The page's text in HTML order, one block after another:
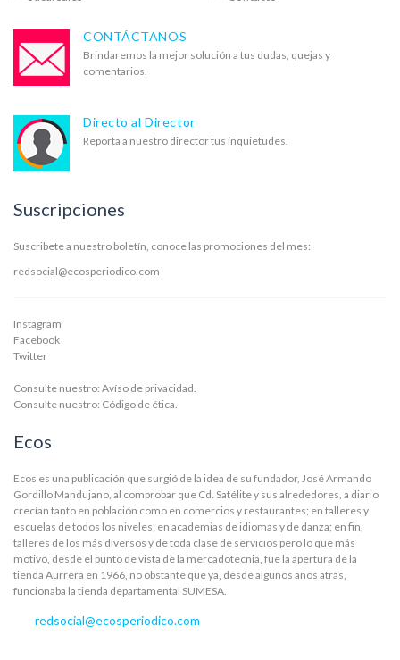
CONTÁCTANOS
Brindaremos la mejor solución a tus dudas, quejas y
comentarios.
Directo al Director
Reporta a nuestro director tus inquietudes.
Suscripciones
Suscribete a nuestro boletín, conoce las promociones del mes:
redsocial@ecosperiodico.com
Instagram
Facebook
Twitter
Consulte nuestro: Avíso de privacidad.
Consulte nuestro: Código de ética.
Ecos
Ecos es una publicación que surgió de la idea de su fundador, José Armando
Gordillo Mandujano, al comprobar que Cd. Satélite y sus alrededores, a diario
crecían tanto en población como en comercios y restaurantes; en talleres y
escuelas de todos los niveles; en academias de idiomas y de danza; en fin,
talleres de los más diversos y de toda clase de servicios pero lo que más
motivó, desde el punto de vista de la mercadotecnia, fue la apertura de la
tienda Aurrera en 1966, no obstante que ya, desde algunos años atrás,
funcionaba la tienda departamental SUMESA.
redsocial@ecosperiodico.com